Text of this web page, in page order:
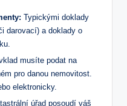
⁢Typickými doklady
darovací) a doklady ⁢o
musíte podat na
pro danou nemovitost.
elektronicky.
⁣úřad posoudí váš